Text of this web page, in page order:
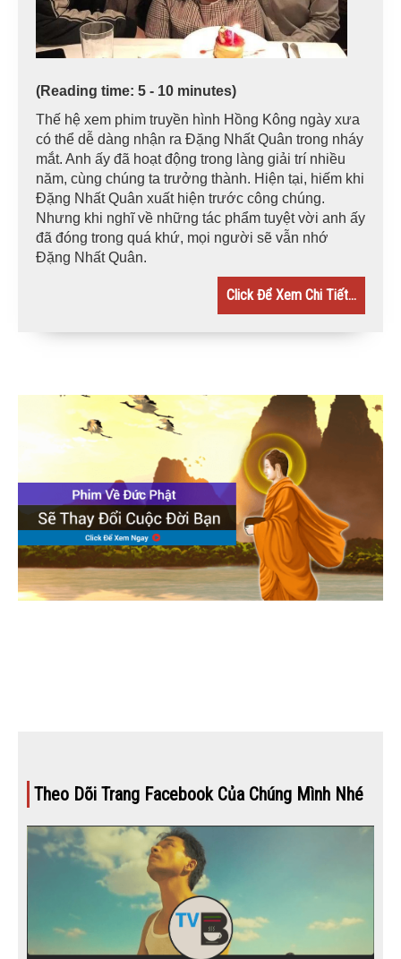
(Reading time: 5 - 10 minutes)
Thế hệ xem phim truyền hình Hồng Kông ngày xưa
có thể dễ dàng nhận ra Đặng Nhất Quân trong nháy
mắt. Anh ấy đã hoạt động trong làng giải trí nhiều
năm, cùng chúng ta trưởng thành. Hiện tại, hiếm khi
Đặng Nhất Quân xuất hiện trước công chúng.
Nhưng khi nghĩ về những tác phẩm tuyệt vời anh ấy
đã đóng trong quá khứ, mọi người sẽ vẫn nhớ
Đặng Nhất Quân.
Click Để Xem Chi Tiết...
Theo Dõi Trang Facebook Của Chúng Mình Nhé